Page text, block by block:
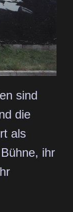
sind
die
als
ihr